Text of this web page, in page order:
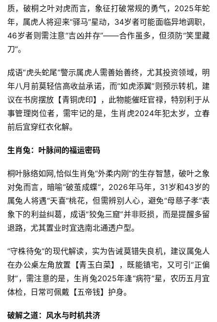
质，破桐之叶对虎而言，象征打破常规的勇气，2025年蛇
年，属虎人将迎来“驿马”星动，34岁者可能面临异地调职，
46岁者则需注意“吉凶并存”——合作虽多，但须防“笑里藏
刀”。
成语“虎头蛇尾”警示属虎人需善始善终，尤其投资领域，明
年八月前莫轻信高收益承诺，而“如虎添翼”则预示转机，建
议在书房摆放【青铜虎印】，此物能催旺官禄，特别利于从
事管理岗位者，需牢记的是，生肖虎2024年犯太岁，立春
前后宜穿红衣化解。
生肖兔：叶脉间的福运密码
桐叶脉络如网,恰似生肖兔“外柔内刚”的生存智慧，破叶之象
对兔而言，暗喻“破茧成蝶”，2026年马年，31岁和43岁的
属兔人将遇“天喜”桃花，但需辨别人心，避免“母慈子孝”表
象下的利益纠葛，成语“狡兔三窟”并非贬损，而是提醒多留
退路，尤其置业时宜选南北通透户型。
“守株待兔”的现代解读，实为告诫莫错失良机，建议属兔人
在办公桌左角放置【青玉白菜】，既能镇宅，又可引“正偏
财”，需注意的是，生肖兔2025年逢“病符”星，农历五月宜
体检，日常可佩戴【五帝钱】护身。
破解之道：风水与时机共济